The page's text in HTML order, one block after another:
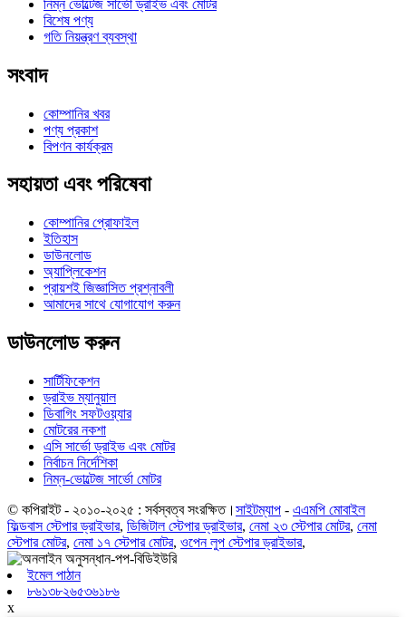
নিম্ন ভোল্টেজ সার্ভো ড্রাইভ এবং মোটর
বিশেষ পণ্য
গতি নিয়ন্ত্রণ ব্যবস্থা
সংবাদ
কোম্পানির খবর
পণ্য প্রকাশ
বিপণন কার্যক্রম
সহায়তা এবং পরিষেবা
কোম্পানির প্রোফাইল
ইতিহাস
ডাউনলোড
অ্যাপ্লিকেশন
প্রায়শই জিজ্ঞাসিত প্রশ্নাবলী
আমাদের সাথে যোগাযোগ করুন
ডাউনলোড করুন
সার্টিফিকেশন
ড্রাইভ ম্যানুয়াল
ডিবাগিং সফটওয়্যার
মোটরের নকশা
এসি সার্ভো ড্রাইভ এবং মোটর
নির্বাচন নির্দেশিকা
নিম্ন-ভোল্টেজ সার্ভো মোটর
© কপিরাইট - ২০১০-২০২৫ : সর্বস্বত্ব সংরক্ষিত। সাইটম্যাপ - এএমপি মোবাইল
ফিল্ডবাস স্টেপার ড্রাইভার, ডিজিটাল স্টেপার ড্রাইভার, নেমা ২৩ স্টেপার মোটর, নেমা
স্টেপার মোটর, নেমা ১৭ স্টেপার মোটর, ওপেন লুপ স্টেপার ড্রাইভার,
ইমেল পাঠান
৮৬১৩৮২৬৫৩৬১৮৬
x